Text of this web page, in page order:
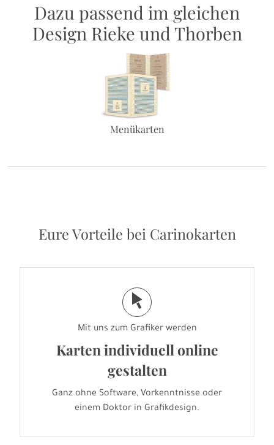
Dazu passend im gleichen
Design Rieke und Thorben
Menükarten
Eure Vorteile bei Carinokarten
j
Mit uns zum Grafiker werden
Karten individuell online
gestalten
Ganz ohne Software, Vorkenntnisse oder
einem Doktor in Grafikdesign.